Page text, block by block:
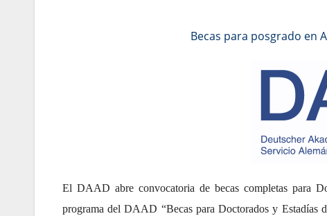
Becas para posgrado en
El DAAD abre convocatoria de becas completas para
programa del DAAD “Becas para Doctorados y Estadías